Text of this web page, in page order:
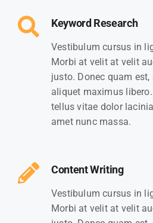
Keyword Research
Vestibulum cursus in
Morbi at velit at velit
justo. Donec quam
aliquet maximus
tellus vitae dolor
amet nunc massa.
Content Writing
Vestibulum cursus in
Morbi at velit at velit